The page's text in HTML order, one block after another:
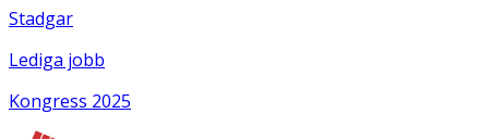
Stadgar
Lediga jobb
Kongress 2025